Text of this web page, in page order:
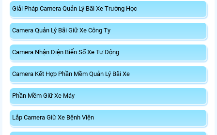
Giải Pháp Camera Quản Lý Bãi Xe Trường Học
Camera Quản Lý Bãi Giữ Xe Công Ty
Camera Nhận Diện Biển Số Xe Tự Động
Camera Kết Hợp Phần Mềm Quản Lý Bãi Xe
Phần Mềm Giữ Xe Máy
Lắp Camera Giữ Xe Bệnh Viện